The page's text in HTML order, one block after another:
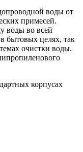
воды от
примесей.
воды во всей
бытовых целях, так
очистки воды.
корпусах